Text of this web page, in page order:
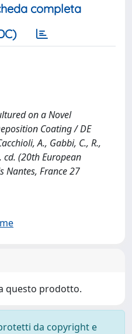
completa
on a Novel
Coating / DE
A., Gabbi, C., R.,
cd. (20th European
Nantes, France 27
questo prodotto.
da copyright e